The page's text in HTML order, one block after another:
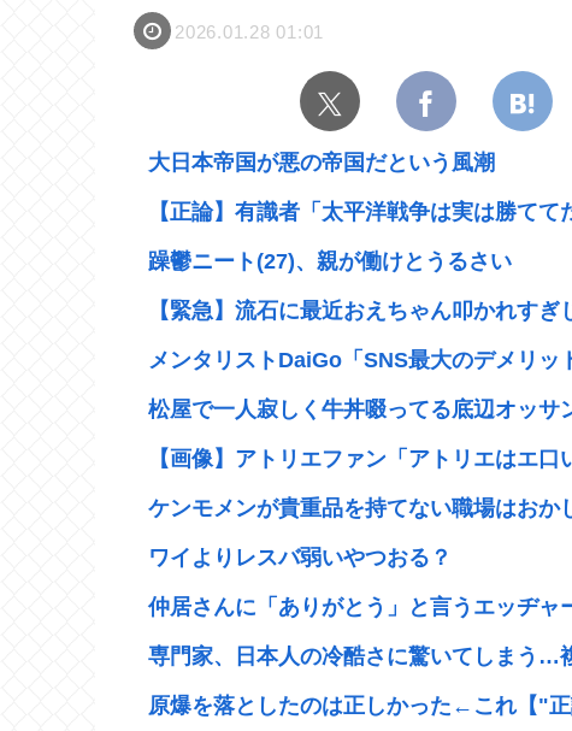
2026.01.28 01:01
大日本帝国が悪の帝国だという風潮
【正論】有識者「太平洋戦争は実は勝てて
躁鬱ニート(27)、親が働けとうるさい
【緊急】流石に最近おえちゃん叩かれすぎ
メンタリストDaiGo「SNS最大のデメリッ
松屋で一人寂しく牛丼啜ってる底辺オッサ
【画像】アトリエファン「アトリエはエ
ケンモメンが貴重品を持てない職場はおか
ワイよりレスバ弱いやつおる？
仲居さんに「ありがとう」と言うエッヂャ
専門家、日本人の冷酷さに驚いてしまう…
原爆を落としたのは正しかった←これ【"